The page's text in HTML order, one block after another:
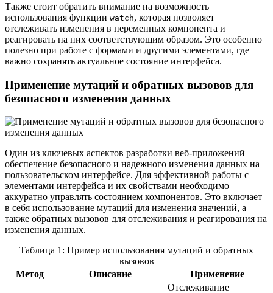
Также стоит обратить внимание на возможность
использования функции watch, которая позволяет
отслеживать изменения в переменных компонента и
реагировать на них соответствующим образом. Это особенно
полезно при работе с формами и другими элементами, где
важно сохранять актуальное состояние интерфейса.
Применение мутаций и обратных вызовов для
безопасного изменения данных
Один из ключевых аспектов разработки веб-приложений –
обеспечение безопасного и надежного изменения данных на
пользовательском интерфейсе. Для эффективной работы с
элементами интерфейса и их свойствами необходимо
аккуратно управлять состоянием компонентов. Это включает
в себя использование мутаций для изменения значений, а
также обратных вызовов для отслеживания и реагирования на
изменения данных.
Таблица 1: Пример использования мутаций и обратных
вызовов
Метод
Описание
Применение
Отслеживание